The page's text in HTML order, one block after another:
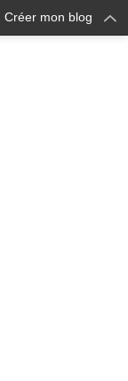
Créer mon blog